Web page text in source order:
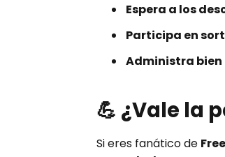
Espera a los
Participa en
Administra bien
💪 ¿Vale la
Si eres fanático de